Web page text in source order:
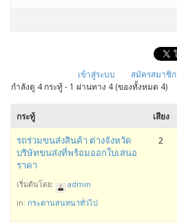
เข้าสู่ระบบ สมัครสมาชิก
กำลังดู 4 กระทู้ - 1 ผ่านทาง 4 (ของทั้งหมด 4)
กระทู้ เสียง
รถร่วมขนส่งสินค้า ต่างจังหวัด
บริษัทขนส่งที่พร้อมออกใบเสนอ
ราคา
เริ่มต้นโดย:
admin
in: กระดานสนทนาทั่วไป
2